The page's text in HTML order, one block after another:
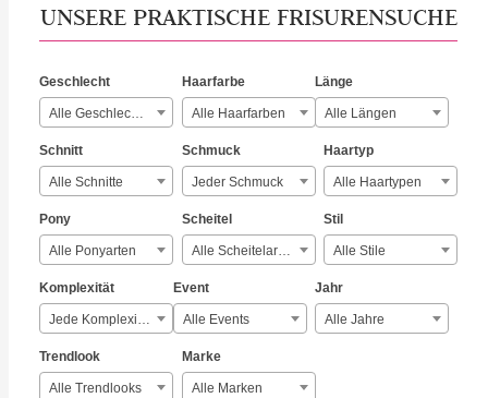
UNSERE PRAKTISCHE FRISURENSUCHE
Geschlecht
Alle Geschlechter
Haarfarbe
Alle Haarfarben
Länge
Alle Längen
Schnitt
Alle Schnitte
Schmuck
Jeder Schmuck
Haartyp
Alle Haartypen
Pony
Alle Ponyarten
Scheitel
Alle Scheitelarten
Stil
Alle Stile
Komplexität
Jede Komplexität
Event
Alle Events
Jahr
Alle Jahre
Trendlook
Alle Trendlooks
Marke
Alle Marken